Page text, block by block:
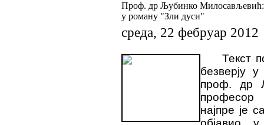
Проф. др Љубинко Милосављевић:
у роману "Зли дуси"
среда, 22 фебруар 2012
Текст
безверју
проф. др
професор
најпре је